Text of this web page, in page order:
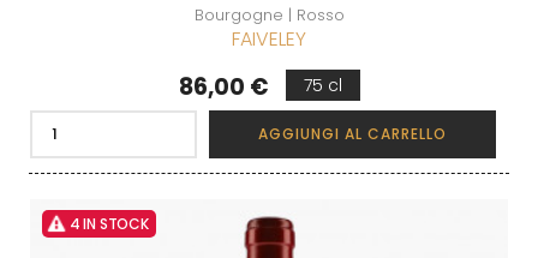
Bourgogne | Rosso
FAIVELEY
Prezzo
86,00 € 75 cl
AGGIUNGI AL CARRELLO
4 IN STOCK